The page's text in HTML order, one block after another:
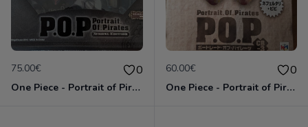
75.00€ 0
One Piece - Portrait of Pirates - Tony Tony Chopper - Strong World ver.
60.00€ 0
One Piece - Portrait of Pirates - Nefertari Vivi - Chibi